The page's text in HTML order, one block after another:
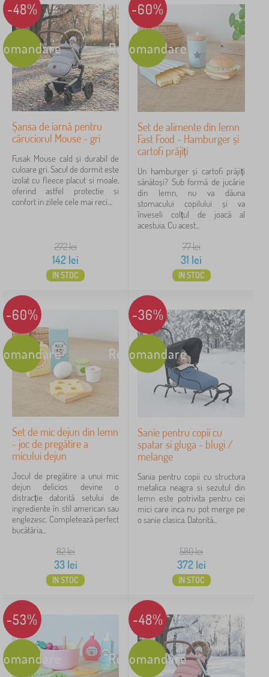
-48%
Șansa de iarnă pentru
căruciorul Mouse - gri
Fusak Mouse cald și durabil de
culoare gri. Sacul de dormit este
izolat cu fleece placut si moale,
oferind astfel protectie si
confort in zilele cele mai reci....
272lei
142 lei
IN STOC
-60%
Recomandare
Set de alimente din lemn
Fast Food - Hamburger și
cartofi prăjiți
Un hamburger și cartofi prăjiți
sănătoși? Sub formă de jucărie
din lemn, nu va dăuna
stomacului copilului și va
înveseli colțul de joacă al
acestuia. Cu acest...
77lei
31 lei
IN STOC
-60%
Set de mic dejun din lemn
- joc de pregătire a
micului dejun
Jocul de pregătire a unui mic
dejun delicios devine o
distracție datorită setului de
ingrediente în stil american sau
englezesc. Completează perfect
bucătăria...
82lei
33lei
IN STOC
-36%
Recomandare
Sanie pentru copii cu
spatar si gluga - blugi /
melange
Sania pentru copii cu structura
metalica neagra si sezutul din
lemn este potrivita pentru cei
mici care inca nu pot merge pe
o sanie clasica. Datorită...
580lei
372lei
IN STOC
-53% -48%
Recomandare